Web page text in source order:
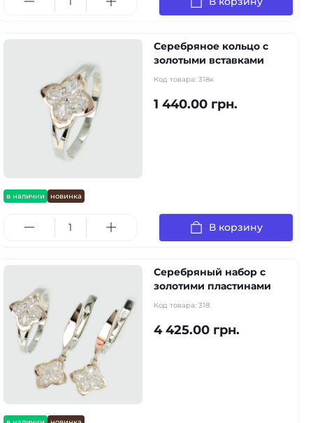
в наличии новинка
Серебряное кольцо с
золотыми вставками
Код товара: 318к
1 440.00 грн.
В корзину
Серебряный набор с
золотими пластинами
Код товара: 318
4 425.00 грн.